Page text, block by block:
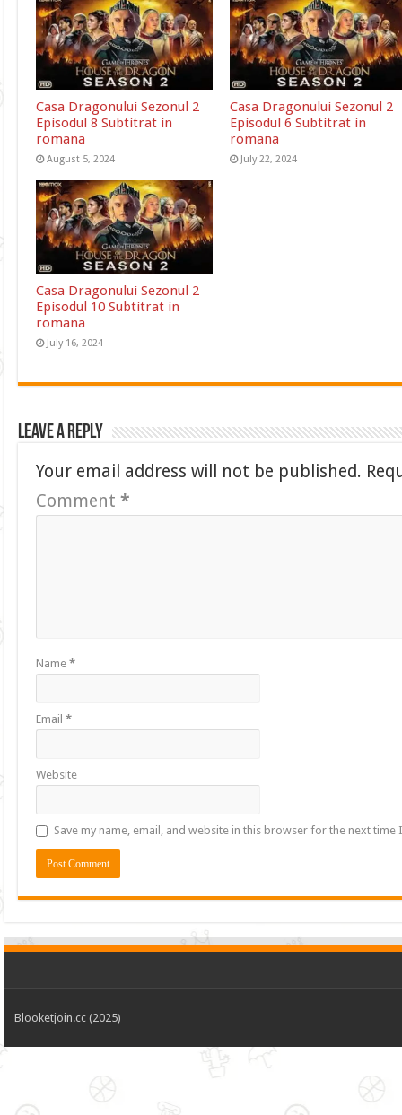
Casa Dragonului Sezonul 2
Episodul 8 Subtitrat in
romana
August 5, 2024
Casa Dragonului Sezonul 2
Episodul 6 Subtitrat in
romana
July 22, 2024
Casa Dragonului Sezonul 2
Episodul 10 Subtitrat in
romana
July 16, 2024
Leave a Reply
Your email address will not be published.
Comment*
Name*
Email*
Website
Save my name, email, and website in this browser for the next time
Blooketjoin.cc (2025)